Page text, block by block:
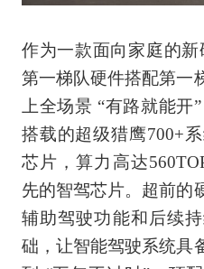
作为一款面向家庭的
第一梯队硬件搭配第一
上全场景 “有路就能开
搭载的超级猎鹰700+
芯片，算力高达
先的智驾芯片。超前的
辅助驾驶功能和后续
础，让智能驾驶系统具